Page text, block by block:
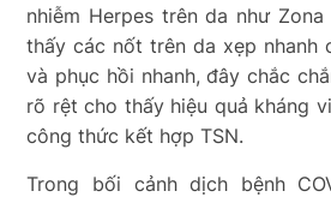
nhiễm Herpes trên da như
thấy các nốt trên da xẹp nhanh
và phục hồi nhanh, đây chắc
rõ rệt cho thấy hiệu quả kháng
công thức kết hợp TSN.
Trong bối cảnh dịch bệnh